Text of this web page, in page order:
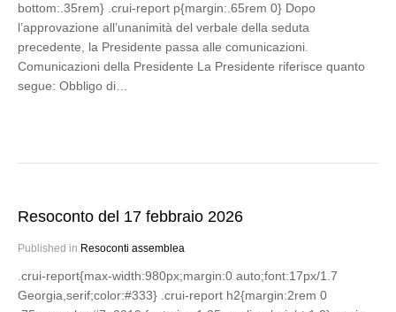
bottom:.35rem} .crui-report p{margin:.65rem 0} Dopo
l’approvazione all’unanimità del verbale della seduta
precedente, la Presidente passa alle comunicazioni.
Comunicazioni della Presidente La Presidente riferisce quanto
segue: Obbligo di…
Resoconto del 17 febbraio 2026
Published in Resoconti assemblea
.crui-report{max-width:980px;margin:0 auto;font:17px/1.7
Georgia,serif;color:#333} .crui-report h2{margin:2rem 0